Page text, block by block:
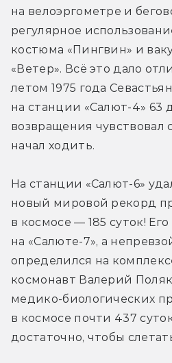
на велоэргометре и
регулярное
костюма «Пингвин» и
«Ветер». Всё это дало
летом 1975 года
на станции «Салют-4» 63
возвращения чувствовал
начал ходить.
На станции «Салют-6»
новый мировой рекорд
в космосе — 185 суток!
на «Салюте-7», а
определился на
космонавт Валерий
медико-биологических
в космосе почти 437
достаточно, чтобы